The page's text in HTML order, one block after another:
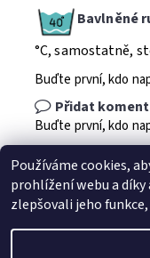
Bavlněné
°C, samostatně,
Buďte první, kdo
Přidat
Buďte první, kdo
Používáme cookies,
prohlížení webu a
zlepšovali jeho